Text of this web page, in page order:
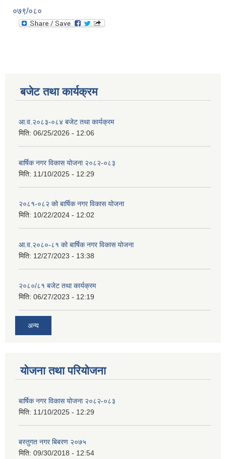
०७९/०८०
बजेट तथा कार्यक्रम
आ.व.२०८३-०८४ बजेट तथा कार्यक्रम
मिति: 06/25/2026 - 12:06
बार्षिक नगर विकास योजना २०८२-०८३
मिति: 11/10/2025 - 12:29
२०८१-०८२ को बार्षिक नगर विकास योजना
मिति: 10/22/2024 - 12:02
आ.व.२०८०-८१ को बार्षिक नगर विकास योजना
मिति: 12/27/2023 - 13:38
२०८०/८१ बजेट तथा कार्यक्रम
मिति: 06/27/2023 - 12:19
अन्य
योजना तथा परियोजना
बार्षिक नगर विकास योजना २०८२-०८३
मिति: 11/10/2025 - 12:29
बस्तुगत नगर बिबरण २०७५
मिति: 09/30/2018 - 12:54